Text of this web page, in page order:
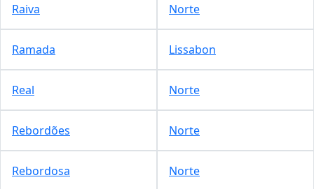
Raiva Norte
Ramada Lissabon
Real Norte
Rebordões Norte
Rebordosa Norte